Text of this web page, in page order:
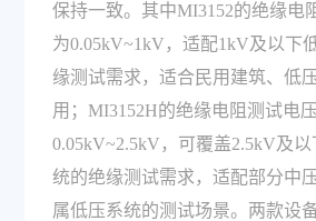
保持一致。其中MI3152的绝缘电
为0.05kV~1kV，适配1kV及以下
缘测试需求，适合民用建筑、低
用；MI3152H的绝缘电阻测试电
0.05kV~2.5kV，可覆盖2.5kV及
统的绝缘测试需求，适配部分中
属低压系统的测试场景。两款设